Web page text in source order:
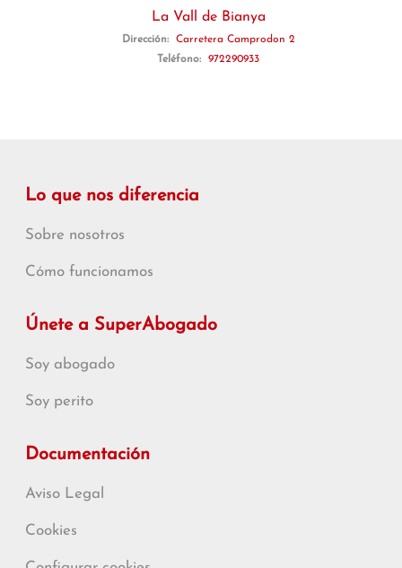
La Vall de Bianya
Dirección:
Carretera Camprodon 2
Teléfono:
972290933
Lo que nos diferencia
Sobre nosotros
Cómo funcionamos
Únete a SuperAbogado
Soy abogado
Soy perito
Documentación
Aviso Legal
Cookies